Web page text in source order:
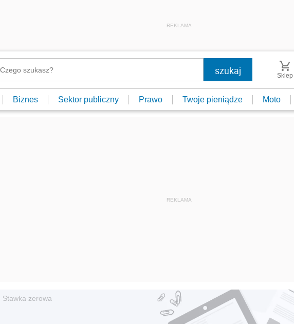
REKLAMA
Sklep
Biznes Sektor publiczny Prawo Twoje pieniądze Moto
Stawka zerowa